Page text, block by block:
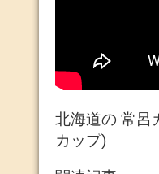
北海道の 常呂
カップ)